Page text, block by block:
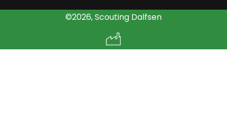
©2026, Scouting Dalfsen